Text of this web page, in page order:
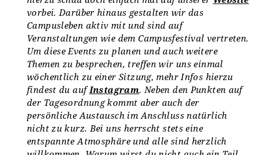
vorbei. Darüber hinaus gestalten wir das
Campusleben aktiv mit und sind auf
Veranstaltungen wie dem Campusfestival vertreten.
Um diese Events zu planen und auch weitere
Themen zu besprechen, treffen wir uns einmal
wöchentlich zu einer Sitzung, mehr Infos hierzu
findest du aufInstagram. Neben den Punkten auf
der Tagesordnung kommt aber auch der
persönliche Austausch im Anschluss natürlich
nicht zu kurz. Bei uns herrscht stets eine
entspannte Atmosphäre und alle sind herzlich